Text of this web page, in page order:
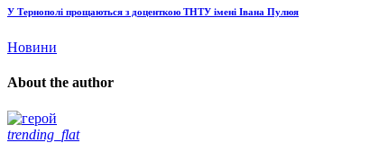
У Тернополі прощаються з доценткою ТНТУ імені Івана Пулюя
Новини
About the author
trending_flat